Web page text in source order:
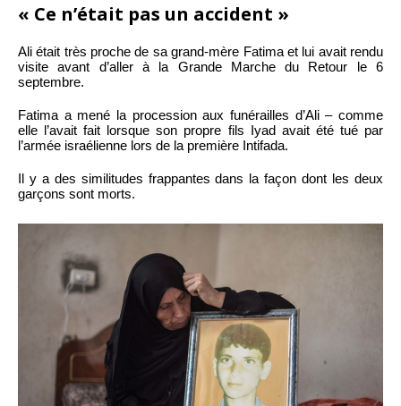
« Ce n’était pas un accident »
Ali était très proche de sa grand-mère Fatima et lui avait rendu
visite avant d’aller à la Grande Marche du Retour le 6
septembre.
Fatima a mené la procession aux funérailles d’Ali – comme
elle l’avait fait lorsque son propre fils Iyad avait été tué par
l’armée israélienne lors de la première Intifada.
Il y a des similitudes frappantes dans la façon dont les deux
garçons sont morts.